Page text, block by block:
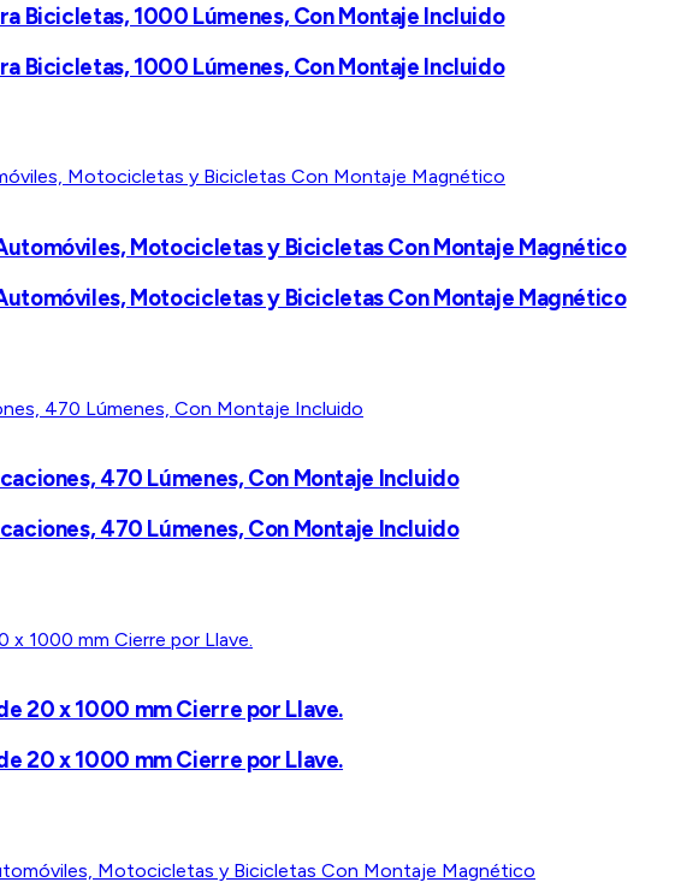
Bicicletas, 1000 Lúmenes, Con Montaje Incluido
Bicicletas, 1000 Lúmenes, Con Montaje Incluido
Motocicletas y Bicicletas Con Montaje Magnético
Motocicletas y Bicicletas Con Montaje Magnético
470 Lúmenes, Con Montaje Incluido
470 Lúmenes, Con Montaje Incluido
20 x 1000 mm Cierre por Llave.
20 x 1000 mm Cierre por Llave.